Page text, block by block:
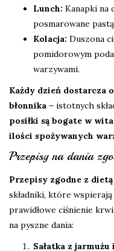
Lunch: Kanapki na
posmarowane
Kolacja: Duszona
pomidorowym
warzywami.
Każdy dzień dostarcza
błonnika – istotnych
posiłki są bogate w
ilości spożywanych
Przepisy na dania
Przepisy zgodne z dietą
składniki, które
prawidłowe ciśnienie
na pyszne dania:
Sałatka z